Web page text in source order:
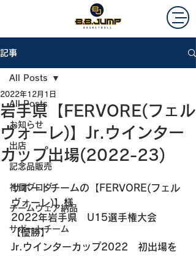
記事
All Posts
お知らせ
出店
記念品販売
社員ブログ
チームウェア納品
サポートチーム
All Posts
岩手県【FERVORE(フェル
ヴォーレ)】Jr.ウインター
カップ出場(2022-23)
2022年12月1日
サポートチームの【FERVORE(フェル
ヴォーレ)】様
2022年岩手県　U15選手権大会
【優勝】
Jr.ウインターカップ2022　初出場を